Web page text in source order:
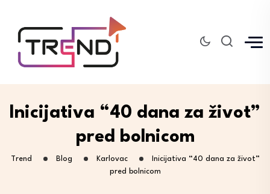
Inicijativa “40 dana za život”
pred bolnicom
Trend Blog Karlovac
Inicijativa “40 dana za život”
pred bolnicom